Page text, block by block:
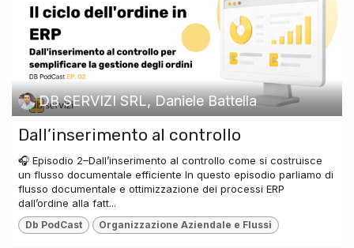
DB SERVIZI SRL, Daniele Battella
Dall’inserimento al controllo
🎧 Episodio 2–Dall’inserimento al controllo come si costruisce
un flusso documentale efficiente In questo episodio parliamo di
flusso documentale e ottimizzazione dei processi ERP
dall’ordine alla fatt...
Db PodCast Organizzazione Aziendale e Flussi